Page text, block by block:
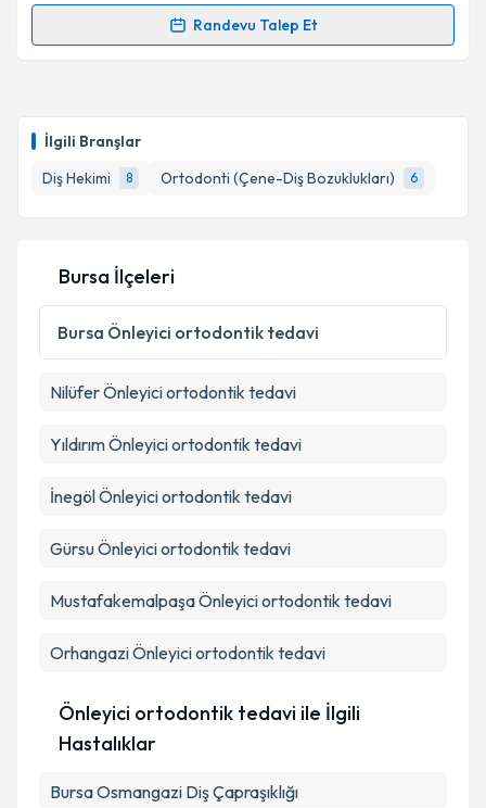
İlgili Branşlar
Diş Hekimi
8 Ortodonti (Çene-Diş Bozuklukları) 6
Takvim Talebini Gönder
Randevu Talep Et
Randevu Takvimi Talebi
takvim hazırlandığında e-posta ile bilgilendireceğiz.
E-posta Adresiniz
Kişisel verilerimin işlenmesine ilişkinAydınlatma
Metni
'ni okudum ve kişisel verilerimin belirtilen
kapsamda işlenmesini kabul ediyorum.
Bursa İlçeleri
Bursa Önleyici ortodontik tedavi
NilüferÖnleyici ortodontik tedavi
YıldırımÖnleyici ortodontik tedavi
İnegölÖnleyici ortodontik tedavi
GürsuÖnleyici ortodontik tedavi
MustafakemalpaşaÖnleyici ortodontik tedavi
OrhangaziÖnleyici ortodontik tedavi
Önleyici ortodontik tedavi ile İlgili
Hastalıklar
Bursa Osmangazi Diş Çapraşıklığı